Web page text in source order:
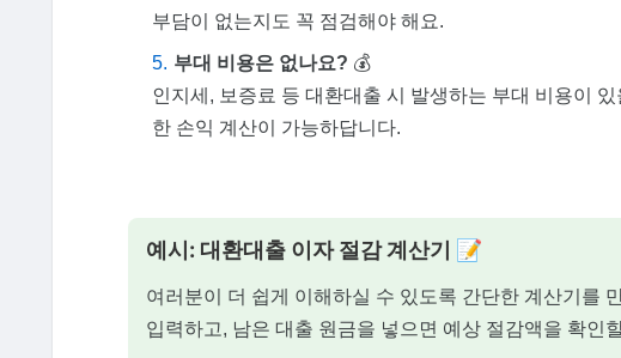
부담이 없는지도 꼭 점검해야 해요.
부대 비용은 없나요? 💰
인지세, 보증료 등 대환대출 시 발생하는 부대 비용이
한 손익 계산이 가능하답니다.
예시: 대환대출 이자 절감 계산기 📝
여러분이 더 쉽게 이해하실 수 있도록 간단한 계산기를
입력하고, 남은 대출 원금을 넣으면 예상 절감액을 확인